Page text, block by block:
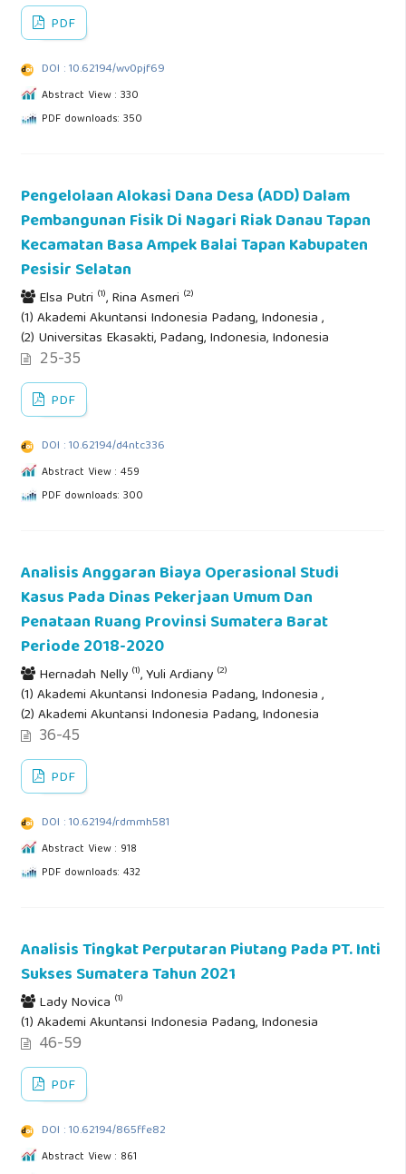
PDF
DOI : 10.62194/wv0pjf69
Abstract View : 330
PDF downloads: 350
Pengelolaan Alokasi Dana Desa (ADD) Dalam
Pembangunan Fisik Di Nagari Riak Danau Tapan
Kecamatan Basa Ampek Balai Tapan Kabupaten
Pesisir Selatan
Elsa Putri (1), Rina Asmeri (2)
(1) Akademi Akuntansi Indonesia Padang, Indonesia ,
(2) Universitas Ekasakti, Padang, Indonesia, Indonesia
25-35
PDF
DOI : 10.62194/d4ntc336
Abstract View : 459
PDF downloads: 300
Analisis Anggaran Biaya Operasional Studi
Kasus Pada Dinas Pekerjaan Umum Dan
Penataan Ruang Provinsi Sumatera Barat
Periode 2018-2020
Hernadah Nelly (1), Yuli Ardiany (2)
(1) Akademi Akuntansi Indonesia Padang, Indonesia ,
(2) Akademi Akuntansi Indonesia Padang, Indonesia
36-45
PDF
DOI : 10.62194/rdmmh581
Abstract View : 918
PDF downloads: 432
Analisis Tingkat Perputaran Piutang Pada PT. Inti
Sukses Sumatera Tahun 2021
Lady Novica (1)
(1) Akademi Akuntansi Indonesia Padang, Indonesia
46-59
PDF
DOI : 10.62194/865ffe82
Abstract View : 861